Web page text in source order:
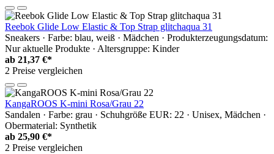
Reebok Glide Low Elastic & Top Strap glitchaqua 31
Sneakers · Farbe: blau, weiß · Mädchen · Produkterzeugungsdatum:
Nur aktuelle Produkte · Altersgruppe: Kinder
ab 21,37 €*
2 Preise vergleichen
KangaROOS K-mini Rosa/Grau 22
Sandalen · Farbe: grau · Schuhgröße EUR: 22 · Unisex, Mädchen ·
Obermaterial: Synthetik
ab 25,90 €*
2 Preise vergleichen